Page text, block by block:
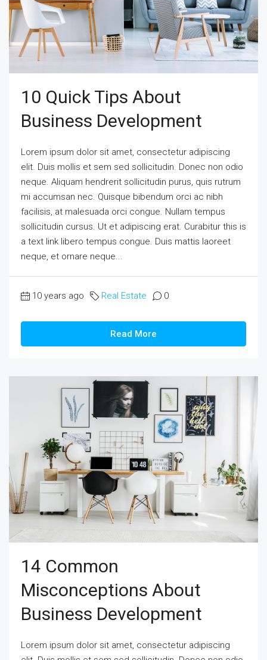
10 Quick Tips About
Business Development
Lorem ipsum dolor sit amet, consectetur adipiscing
elit. Duis mollis et sem sed sollicitudin. Donec non odio
neque. Aliquam hendrerit sollicitudin purus, quis rutrum
mi accumsan nec. Quisque bibendum orci ac nibh
facilisis, at malesuada orci congue. Nullam tempus
sollicitudin cursus. Ut et adipiscing erat. Curabitur this is
a text link libero tempus congue. Duis mattis laoreet
neque, et ornare neque...
10 years ago Real Estate 0
Read More
14 Common
Misconceptions About
Business Development
Lorem ipsum dolor sit amet, consectetur adipiscing